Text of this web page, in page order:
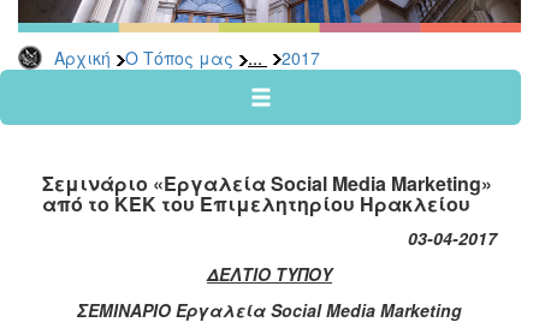
Αρχική Ο Τόπος μας ... 2017
Αρχείο
2026
2024
2022
2019
Σεμινάριο «Εργαλεία Social Media Marketing»
από το ΚΕΚ του Επιμελητηρίου Ηρακλείου
03-04-2017
ΔΕΛΤΙΟ ΤΥΠΟΥ
ΣΕΜΙΝΑΡΙΟ Εργαλεία Social Media Marketing